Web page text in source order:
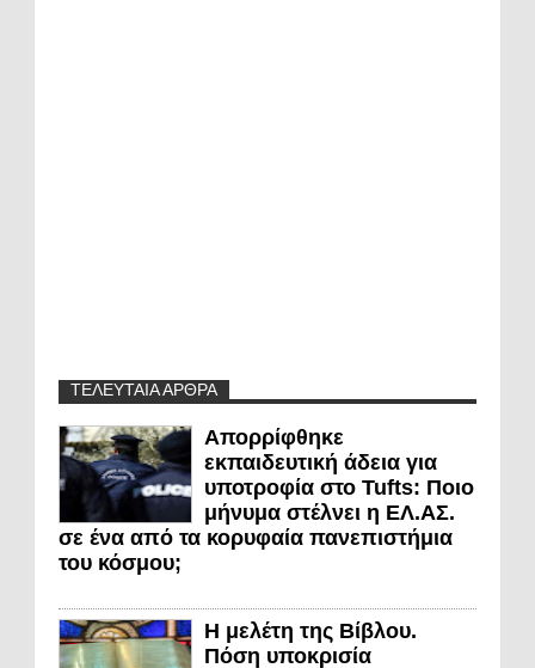
ΤΕΛΕΥΤΑΙΑ ΑΡΘΡΑ
Απορρίφθηκε
εκπαιδευτική άδεια για
υποτροφία στο Tufts: Ποιο
μήνυμα στέλνει η ΕΛ.ΑΣ.
σε ένα από τα κορυφαία πανεπιστήμια
του κόσμου;
Η μελέτη της Βίβλου.
Πόση υποκρισία